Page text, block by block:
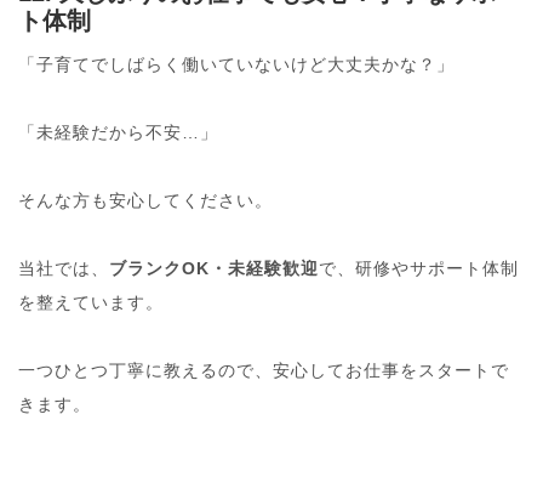
ト体制
「子育てでしばらく働いていないけど大丈夫かな？」
「未経験だから不安…」
そんな方も安心してください。
当社では、 ブランクOK・未経験歓迎で、研修やサポート体制
を整えています。
一つひとつ丁寧に教えるので、安心してお仕事をスタートで
きます。